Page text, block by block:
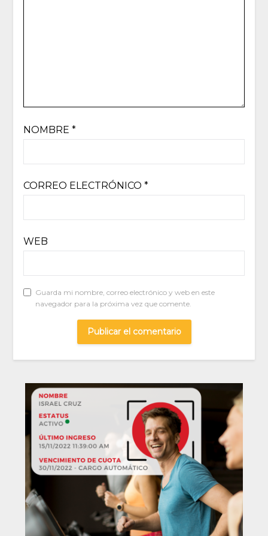
NOMBRE *
CORREO ELECTRÓNICO *
WEB
Guarda mi nombre, correo electrónico y web en este
navegador para la próxima vez que comente.